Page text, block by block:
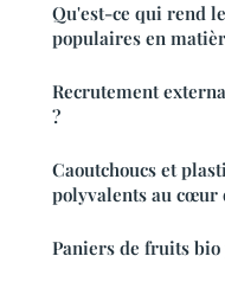
Qu'est-ce qui rend
populaires en
Recrutement
?
Caoutchoucs et
polyvalents au cœur
Paniers de fruits